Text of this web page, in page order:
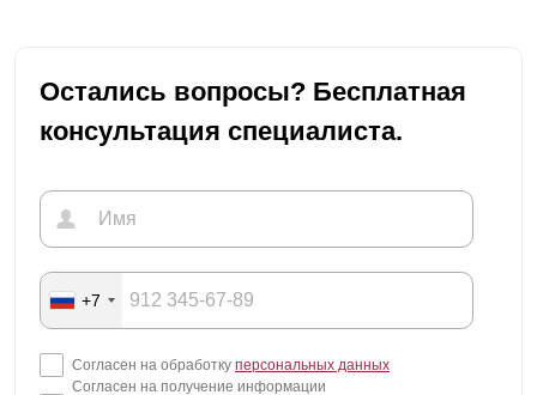
Остались вопросы? Бесплатная
консультация специалиста.
+7
Согласен на обработку персональных данных
Согласен на получение информации